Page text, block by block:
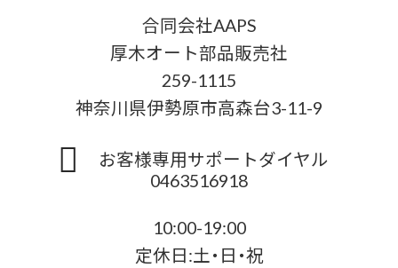
合同会社AAPS
厚木オート部品販売社
259-1115
神奈川県伊勢原市高森台3-11-9
お客様専用サポートダイヤル
0463516918
10:00-19:00
定休日:土・日・祝